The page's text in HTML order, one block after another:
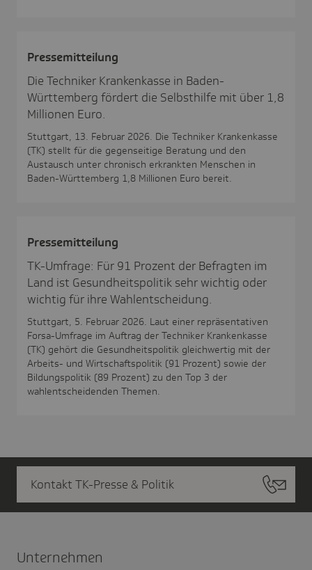
Pres­se­mit­tei­lung
Die Techniker Krankenkasse in Baden-
Württemberg fördert die Selbsthilfe mit über 1,8
Millionen Euro.
Stuttgart, 13. Februar 2026. Die Techniker Krankenkasse
(TK) stellt für die gegenseitige Beratung und den
Austausch unter chronisch erkrankten Menschen in
Baden-Württemberg 1,8 Millionen Euro bereit.
Pres­se­mit­tei­lung
TK-Umfrage: Für 91 Prozent der Befragten im
Land ist Gesundheitspolitik sehr wichtig oder
wichtig für ihre Wahlentscheidung.
Stuttgart, 5. Februar 2026. Laut einer repräsentativen
Forsa-Umfrage im Auftrag der Techniker Krankenkasse
(TK) gehört die Gesundheitspolitik gleichwertig mit der
Arbeits- und Wirtschaftspolitik (91 Prozent) sowie der
Bildungspolitik (89 Prozent) zu den Top 3 der
wahlentscheidenden Themen.
Kontakt TK-Presse & Politik
Unter­nehmen